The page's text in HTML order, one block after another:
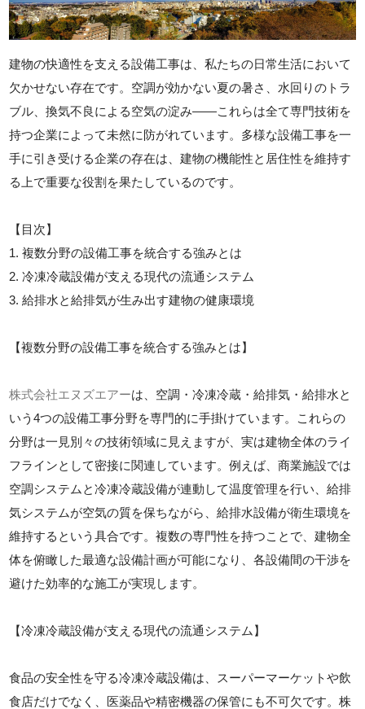
建物の快適性を支える設備工事は、私たちの日常生活において
欠かせない存在です。空調が効かない夏の暑さ、水回りのトラ
ブル、換気不良による空気の淀み――これらは全て専門技術を
持つ企業によって未然に防がれています。多様な設備工事を一
手に引き受ける企業の存在は、建物の機能性と居住性を維持す
る上で重要な役割を果たしているのです。
【目次】
1. 複数分野の設備工事を統合する強みとは
2. 冷凍冷蔵設備が支える現代の流通システム
3. 給排水と給排気が生み出す建物の健康環境
【複数分野の設備工事を統合する強みとは】
株式会社エヌズエアーは、空調・冷凍冷蔵・給排気・給排水と
いう4つの設備工事分野を専門的に手掛けています。これらの
分野は一見別々の技術領域に見えますが、実は建物全体のライ
フラインとして密接に関連しています。例えば、商業施設では
空調システムと冷凍冷蔵設備が連動して温度管理を行い、給排
気システムが空気の質を保ちながら、給排水設備が衛生環境を
維持するという具合です。複数の専門性を持つことで、建物全
体を俯瞰した最適な設備計画が可能になり、各設備間の干渉を
避けた効率的な施工が実現します。
【冷凍冷蔵設備が支える現代の流通システム】
食品の安全性を守る冷凍冷蔵設備は、スーパーマーケットや飲
食店だけでなく、医薬品や精密機器の保管にも不可欠です。株